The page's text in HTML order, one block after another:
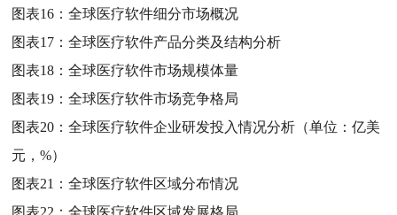
图表16：全球医疗软件细分市场概况
图表17：全球医疗软件产品分类及结构分析
图表18：全球医疗软件市场规模体量
图表19：全球医疗软件市场竞争格局
图表20：全球医疗软件企业研发投入情况分析（单位：亿美
元，%）
图表21：全球医疗软件区域分布情况
图表22：全球医疗软件区域发展格局